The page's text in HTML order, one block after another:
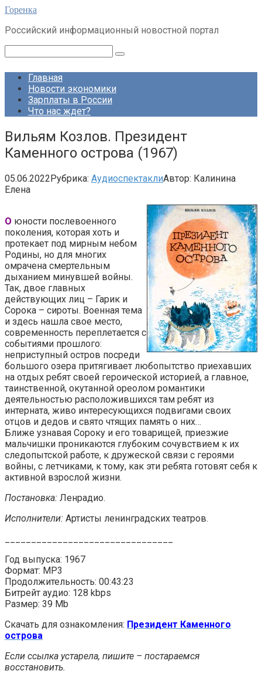
Перейти
контенту
Горенка
Российский информационный новостной портал
Главная
Новости экономики
Зарплаты в России
Что нас ждет?
Вильям Козлов. Президент
Каменного острова (1967)
05.06.2022Рубрика: АудиоспектаклиАвтор: Калинина
Елена
О юности послевоенного
поколения, которая хоть и
протекает под мирным небом
Родины, но для многих
омрачена смертельным
дыханием минувшей войны.
Так, двое главных
действующих лиц – Гарик и
Сорока – сироты. Военная тема
и здесь нашла свое место,
современность переплетается с
событиями прошлого:
неприступный остров посреди
большого озера притягивает любопытство приехавших
на отдых ребят своей героической историей, а главное,
таинственной, окутанной ореолом романтики
деятельностью расположившихся там ребят из
интерната, живо интересующихся подвигами своих
отцов и дедов и свято чтящих память о них…
Ближе узнавая Сороку и его товарищей, приезжие
мальчишки проникаются глубоким сочувствием к их
следопытской работе, к дружеской связи с героями
войны, с летчиками, к тому, как эти ребята готовят себя к
активной взрослой жизни.
Постановка: Ленрадио.
Исполнители: Артисты ленинградских театров.
Год выпуска: 1967
Формат: MP3
Продолжительность: 00:43:23
Битрейт аудио: 128 kbps
Размер: 39 Mb
Скачать для ознакомления: Президент Каменного
острова
Если ссылка устарела, пишите – постараемся
восстановить.